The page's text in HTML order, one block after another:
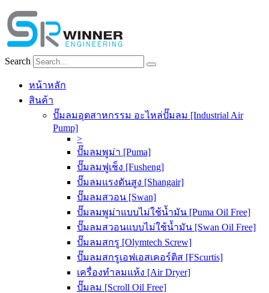
Skip
to
content
Search
หน้าหลัก
สินค้า
ปั๊มลมอุตสาหกรรม อะไหล่ปั๊มลม [Industrial Air
Pump]
>
ปั๊มลมพูม่า [Puma]
ปั๊มลมฟูเช็ง [Fusheng]
ปั๊มลมแรงดันสูง [Shangair]
ปั๊มลมสวอน [Swan]
ปั๊มลมพูม่าแบบไม่ใช้น้ำมัน [Puma Oil Free]
ปั๊มลมสวอนแบบไม่ใช้น้ำมัน [Swan Oil Free]
ปั๊มลมสกรู [Olymtech Screw]
ปั๊มลมสกรูเอฟเอสเคอร์ติส [FScurtis]
เครื่องทำลมแห้ง [Air Dryer]
ปั๊มลม [Scroll Oil Free]